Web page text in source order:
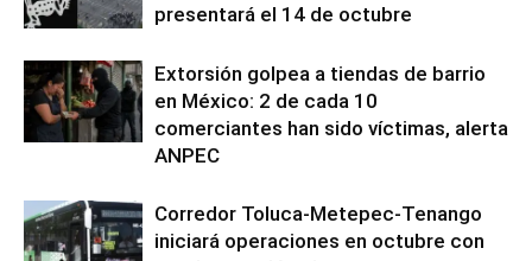
presentará el 14 de octubre
Extorsión golpea a tiendas de barrio
en México: 2 de cada 10
comerciantes han sido víctimas, alerta
ANPEC
Corredor Toluca-Metepec-Tenango
iniciará operaciones en octubre con